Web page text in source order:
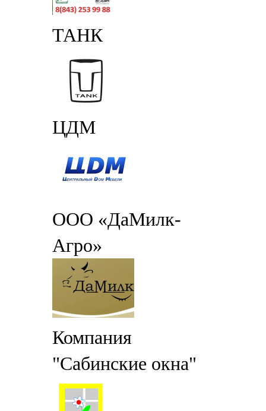
ТАНК
ЦДМ
ООО «ДаМилк-
Агро»
Компания
"Сабинские окна"